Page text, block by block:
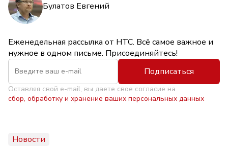
Булатов Евгений
Еженедельная рассылка от НТС. Всё самое важное и
нужное в одном письме. Присоединяйтесь!
Подписаться
Оставляя свой e-mail, вы даете свое согласие на
сбор, обработку и хранение ваших персональных данных
Новости